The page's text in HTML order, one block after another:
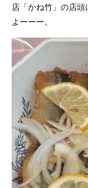
店「かね竹」の店
よーーー。